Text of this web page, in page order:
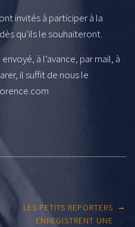
invités à participer à la
qu’ils le souhaiteront.
à l’avance, par mail, à
il suffit de nous le
LES PETITS REPORTERS
ENREGISTRENT UNE
→